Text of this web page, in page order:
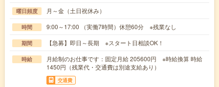
曜日頻度 月～金（土日祝休み）
時間 9:00～17:00 （実働7時間）休憩60分 ※残業なし
期間 【急募】即日～長期 ※スタート日相談OK！
時給
月給制のお仕事です：固定月給 205600円 ※時給換算 時給
1450円（残業代・交通費は別途支給あり）
交通費